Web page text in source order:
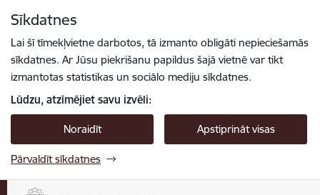
Sīkdatnes
Lai šī tīmekļvietne darbotos, tā izmanto obligāti nepieciešamās
sīkdatnes. Ar Jūsu piekrišanu papildus šajā vietnē var tikt
izmantotas statistikas un sociālo mediju sīkdatnes.
Lūdzu, atzīmējiet savu izvēli:
Noraidīt Apstiprināt visas
Pārvaldīt sīkdatnes